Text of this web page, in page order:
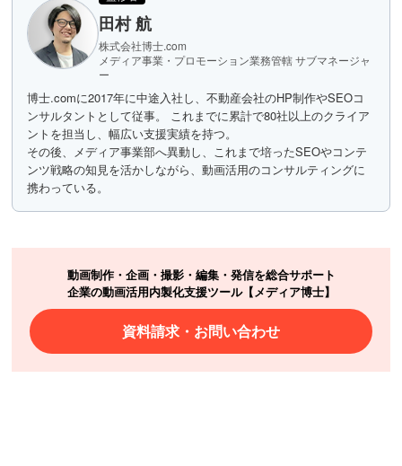
田村 航
株式会社博士.com
メディア事業・プロモーション業務管轄 サブマネージャ
ー
博士.comに2017年に中途入社し、不動産会社のHP制作やSEOコ
ンサルタントとして従事。 これまでに累計で80社以上のクライア
ントを担当し、幅広い支援実績を持つ。
その後、メディア事業部へ異動し、これまで培ったSEOやコンテ
ンツ戦略の知見を活かしながら、動画活用のコンサルティングに
携わっている。
動画制作・企画・撮影・編集・発信を総合サポート
企業の動画活用内製化支援ツール【メディア博士】
資料請求・お問い合わせ